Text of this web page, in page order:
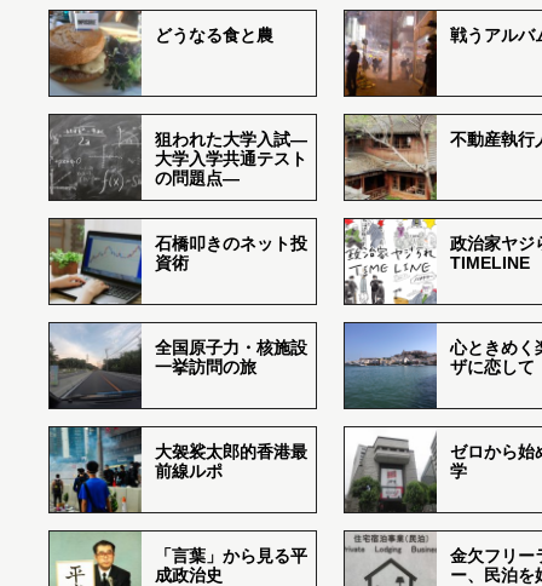
どうなる食と農 戦うアルバ
狙われた大学入試―
大学入学共通テスト
の問題点―
不動産執行
石橋叩きのネット投
資術
政治家ヤジ
TIMELINE
全国原子力・核施設
一挙訪問の旅
心ときめく
ザに恋して
大袈裟太郎的香港最
前線ルポ
ゼロから始
学
「言葉」から見る平
成政治史
金欠フリー
ー、民泊を